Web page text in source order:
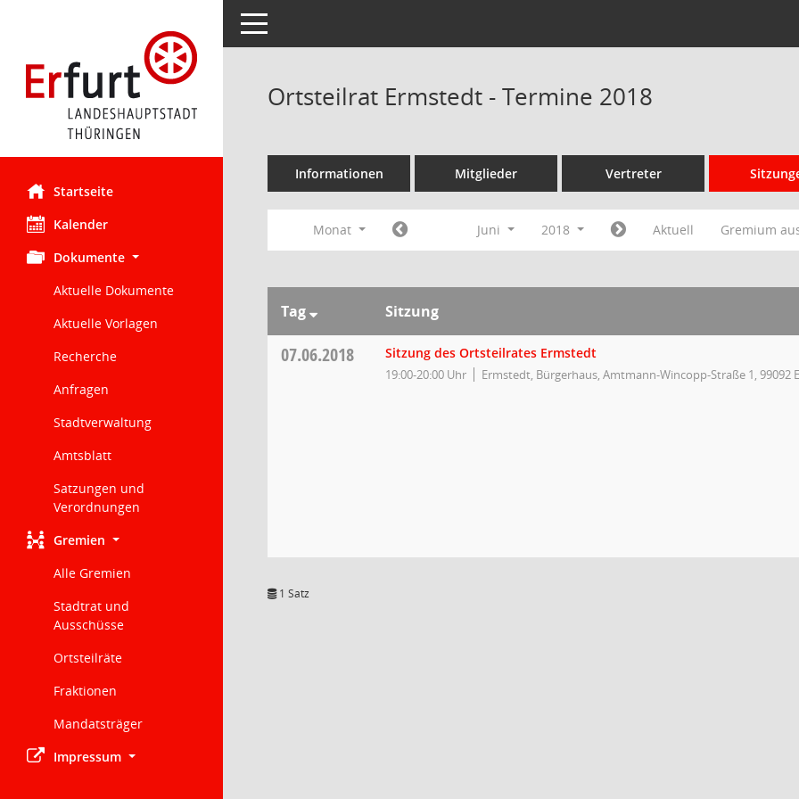
Startseite
Kalender
Dokumente
Aktuelle Dokumente
Aktuelle Vorlagen
Recherche
Anfragen
Stadtverwaltung
Amtsblatt
Satzungen und
Verordnungen
Gremien
Alle Gremien
Stadtrat und
Ausschüsse
Ortsteilräte
Fraktionen
Mandatsträger
Impressum
Toggle navigation
Ortsteilrat Ermstedt - Termine 2018
Informationen Mitglieder Vertreter
Monat Juni 2018 Aktuell Gremium
Tag Sitzung
07.06.2018 Sitzung des Ortsteilrates Ermstedt
19:00-20:00 Uhr Ermstedt, Bürgerhaus, Amtmann-Wincopp-Straße 1, 99092
1 Satz